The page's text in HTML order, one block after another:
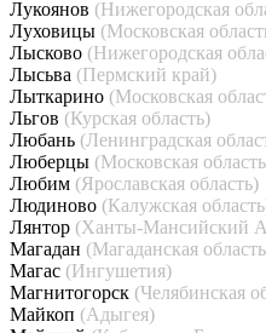
Лукоянов (Нижегородская
Луховицы (Московская
Лысково (Нижегородская
Лысьва (Пермский край)
Лыткарино (Московская
Льгов (Курская область)
Любань (Ленинградская
Люберцы (Московская
Любим (Ярославская область)
Людиново (Калужская
Лянтор (Ханты-Мансийский
Магадан (Магаданская
Магас (Ингушетия)
Магнитогорск (Челябинская
Майкоп (Адыгея)